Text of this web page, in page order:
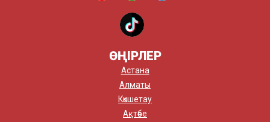
ӨҢІРЛЕР
Астана
Алматы
Көкшетау
Ақтөбе